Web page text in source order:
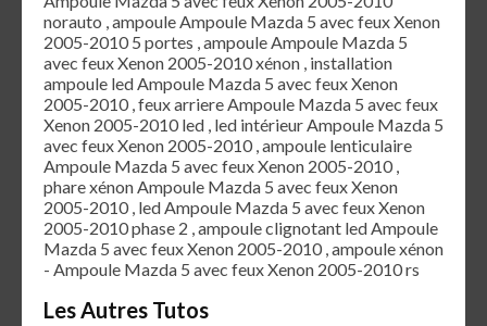
norauto , ampoule Ampoule Mazda 5 avec feux Xenon
2005-2010 5 portes , ampoule Ampoule Mazda 5
avec feux Xenon 2005-2010 xénon , installation
ampoule led Ampoule Mazda 5 avec feux Xenon
2005-2010 , feux arriere Ampoule Mazda 5 avec feux
Xenon 2005-2010 led , led intérieur Ampoule Mazda 5
avec feux Xenon 2005-2010 , ampoule lenticulaire
Ampoule Mazda 5 avec feux Xenon 2005-2010 ,
phare xénon Ampoule Mazda 5 avec feux Xenon
2005-2010 , led Ampoule Mazda 5 avec feux Xenon
2005-2010 phase 2 , ampoule clignotant led Ampoule
Mazda 5 avec feux Xenon 2005-2010 , ampoule xénon
- Ampoule Mazda 5 avec feux Xenon 2005-2010 rs
Les Autres Tutos